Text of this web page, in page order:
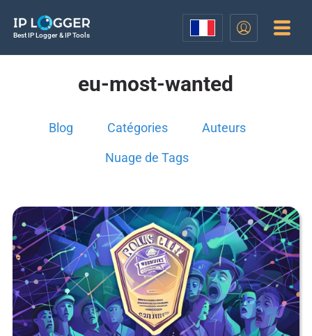
Best IP Logger & IP Tools
eu-most-wanted
Blog Catégories Auteurs
Nuage de Tags